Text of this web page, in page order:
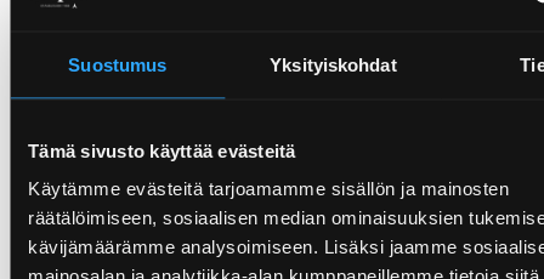
Suostumus Yksityiskohdat
Tämä sivusto käyttää evästeitä
Käytämme evästeitä tarjoamamme sisällön ja mainosten
räätälöimiseen, sosiaalisen median ominaisuuksien
kävijämäärämme analysoimiseen. Lisäksi jaamme
ammattilainen
voidaan suorittaa turvallisesti, on ennen
ainekartoitus.
Asbesti- ja haitta-ainekartoitus selvittää, onko